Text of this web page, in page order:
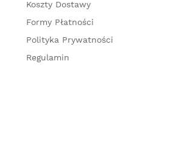
Koszty Dostawy
Formy Płatności
Polityka Prywatności
Regulamin